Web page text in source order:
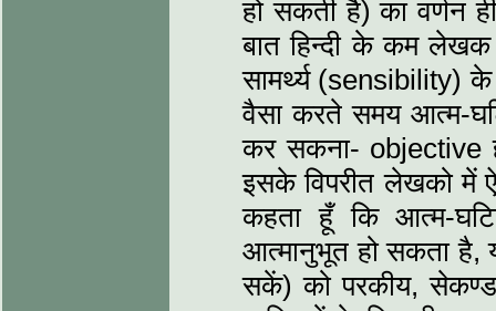
हो सकती है) का वर्णन
बात हिन्दी के कम
सामर्थ्य (sensibility)
वैसा करते समय आत्म-
कर सकना- objective
इसके विपरीत लेखको में
कहता हूँ कि आत्म-
आत्मानुभूत हो सकता है,
सकें) को परकीय,